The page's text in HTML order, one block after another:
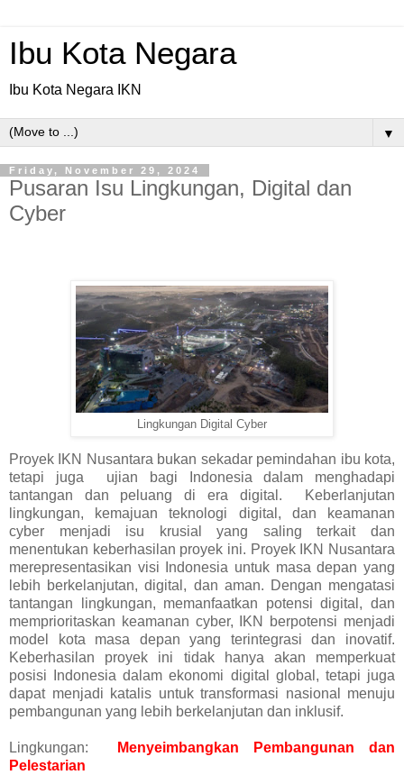
Ibu Kota Negara
Ibu Kota Negara IKN
▼
Friday, November 29, 2024
Pusaran Isu Lingkungan, Digital dan
Cyber
Lingkungan Digital Cyber
Proyek IKN Nusantara bukan sekadar pemindahan ibu kota,
tetapi juga ujian bagi Indonesia dalam menghadapi
tantangan dan peluang di era digital. Keberlanjutan
lingkungan, kemajuan teknologi digital, dan keamanan
cyber menjadi isu krusial yang saling terkait dan
menentukan keberhasilan proyek ini. Proyek IKN Nusantara
merepresentasikan visi Indonesia untuk masa depan yang
lebih berkelanjutan, digital, dan aman. Dengan mengatasi
tantangan lingkungan, memanfaatkan potensi digital, dan
memprioritaskan keamanan cyber, IKN berpotensi menjadi
model kota masa depan yang terintegrasi dan inovatif.
Keberhasilan proyek ini tidak hanya akan memperkuat
posisi Indonesia dalam ekonomi digital global, tetapi juga
dapat menjadi katalis untuk transformasi nasional menuju
pembangunan yang lebih berkelanjutan dan inklusif.
Lingkungan:
Menyeimbangkan Pembangunan dan
Pelestarian